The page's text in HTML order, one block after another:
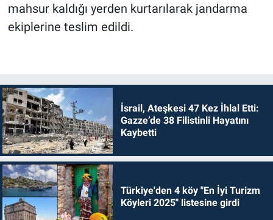
mahsur kaldığı yerden kurtarılarak jandarma
ekiplerine teslim edildi.
İsrail, Ateşkesi 47 Kez İhlal Etti:
Gazze’de 38 Filistinli Hayatını
Kaybetti
Türkiye'den 4 köy "En İyi Turizm
Köyleri 2025" listesine girdi